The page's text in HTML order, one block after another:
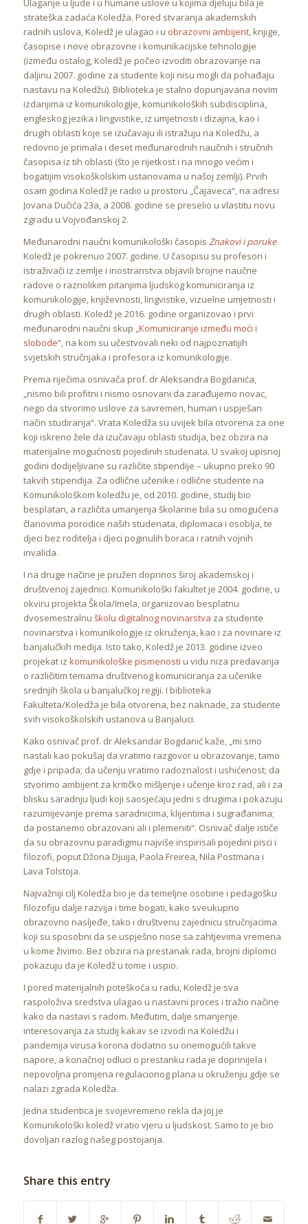
Ulaganje u ljude i u humane uslove u kojima djeluju bila je
strateška zadaća Koledža. Pored stvaranja akademskih
radnih uslova, Koledž je ulagao i u obrazovni ambijent, knjige,
časopise i nove obrazovne i komunikacijske tehnologije
(između ostalog, Koledž je počeo izvoditi obrazovanje na
daljinu 2007. godine za studente koji nisu mogli da pohađaju
nastavu na Koledžu). Biblioteka je stalno dopunjavana novim
izdanjima iz komunikologije, komunikoloških subdisciplina,
engleskog jezika i lingvistike, iz umjetnosti i dizajna, kao i
drugih oblasti koje se izučavaju ili istražuju na Koledžu, a
redovno je primala i deset međunarodnih naučnih i stručnih
časopisa iz tih oblasti (što je rijetkost i na mnogo većim i
bogatijim visokoškolskim ustanovama u našoj zemlji). Prvih
osam godina Koledž je radio u prostoru „Čajaveca“, na adresi
Jovana Dučića 23a, a 2008. godine se preselio u vlastitu novu
zgradu u Vojvođanskoj 2.
Međunarodni naučni komunikološki časopis Znakovi i poruke
Koledž je pokrenuo 2007. godine. U časopisu su profesori i
istraživači iz zemlje i inostranstva objavili brojne naučne
radove o raznolikim pitanjima ljudskog komuniciranja iz
komunikologije, književnosti, lingvistike, vizuelne umjetnosti i
drugih oblasti. Koledž je 2016. godine organizovao i prvi
međunarodni naučni skup „Komuniciranje između moći i
slobode“, na kom su učestvovali neki od najpoznatijih
svjetskih stručnjaka i profesora iz komunikologije.
Prema riječima osnivača prof. dr Aleksandra Bogdanića,
„nismo bili profitni i nismo osnovani da zarađujemo novac,
nego da stvorimo uslove za savremen, human i uspješan
način studiranja“. Vrata Koledža su uvijek bila otvorena za one
koji iskreno žele da izučavaju oblasti studija, bez obzira na
materijalne mogućnosti pojedinih studenata. U svakoj upisnoj
godini dodijeljivane su različite stipendije – ukupno preko 90
takvih stipendija. Za odlične učenike i odlične studente na
Komunikološkom koledžu je, od 2010. godine, studij bio
besplatan, a različita umanjenja školarine bila su omogućena
članovima porodice naših studenata, diplomaca i osoblja, te
djeci bez roditelja i djeci poginulih boraca i ratnih vojnih
invalida.
I na druge načine je pružen doprinos široj akademskoj i
društvenoj zajednici. Komunikološki fakultet je 2004. godine, u
okviru projekta Škola/Imela, organizovao besplatnu
dvosemestralnu školu digitalnog novinarstva za studente
novinarstva i komunikologije iz okruženja, kao i za novinare iz
banjalučkih medija. Isto tako, Koledž je 2013. godine izveo
projekat iz komunikološke pismenosti u vidu niza predavanja
o različitim temama društvenog komuniciranja za učenike
srednjih škola u banjalučkoj regiji. I biblioteka
Fakulteta/Koledža je bila otvorena, bez naknade, za studente
svih visokoškolskih ustanova u Banjaluci.
Kako osnivač prof. dr Aleksandar Bogdanić kaže, „mi smo
nastali kao pokušaj da vratimo razgovor u obrazovanje, tamo
gdje i pripada; da učenju vratimo radoznalost i ushićenost; da
stvorimo ambijent za kritičko mišljenje i učenje kroz rad, ali i za
blisku saradnju ljudi koji saosjećaju jedni s drugima i pokazuju
razumijevanje prema saradnicima, klijentima i sugrađanima;
da postanemo obrazovani ali i plemeniti“. Osnivač dalje ističe
da su obrazovnu paradigmu najviše inspirisali pojedini pisci i
filozofi, poput Džona Djuija, Paola Freirea, Nila Postmana i
Lava Tolstoja.
Najvažniji cilj Koledža bio je da temeljne osobine i pedagošku
filozofiju dalje razvija i time bogati, kako sveukupno
obrazovno nasljeđe, tako i društvenu zajednicu stručnjacima
koji su sposobni da se uspješno nose sa zahtjevima vremena
u kome živimo. Bez obzira na prestanak rada, brojni diplomci
pokazuju da je Koledž u tome i uspio.
I pored materijalnih poteškoća u radu, Koledž je sva
raspoloživa sredstva ulagao u nastavni proces i tražio načine
kako da nastavi s radom. Međutim, dalje smanjenje
interesovanja za studij kakav se izvodi na Koledžu i
pandemija virusa korona dodatno su onemogućili takve
napore, a konačnoj odluci o prestanku rada je doprinijela i
nepovoljna promjena regulacionog plana u okruženju gdje se
nalazi zgrada Koledža.
Jedna studentica je svojevremeno rekla da joj je
Komunikološki koledž vratio vjeru u ljudskost. Samo to je bio
dovoljan razlog našeg postojanja.
Share this entry